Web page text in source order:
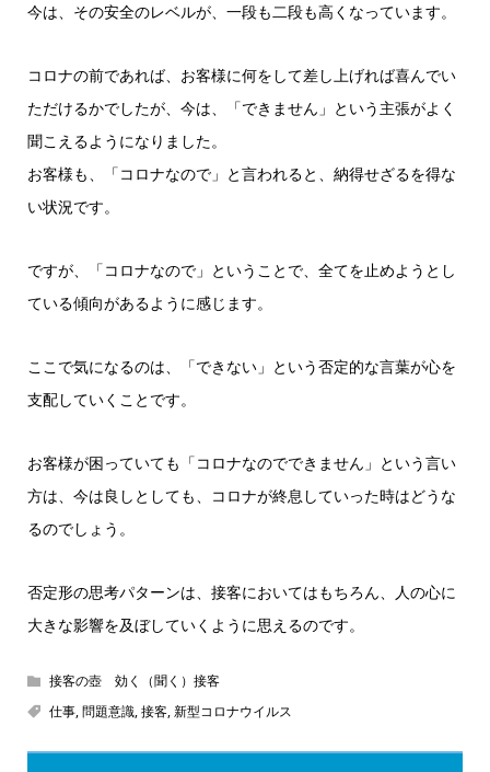
今は、その安全のレベルが、一段も二段も高くなっています。
コロナの前であれば、お客様に何をして差し上げれば喜んでい
ただけるかでしたが、今は、「できません」という主張がよく
聞こえるようになりました。
お客様も、「コロナなので」と言われると、納得せざるを得な
い状況です。
ですが、「コロナなので」ということで、全てを止めようとし
ている傾向があるように感じます。
ここで気になるのは、「できない」という否定的な言葉が心を
支配していくことです。
お客様が困っていても「コロナなのでできません」という言い
方は、今は良しとしても、コロナが終息していった時はどうな
るのでしょう。
否定形の思考パターンは、接客においてはもちろん、人の心に
大きな影響を及ぼしていくように思えるのです。
接客の壺 効く（聞く）接客
仕事,問題意識,接客,新型コロナウイルス